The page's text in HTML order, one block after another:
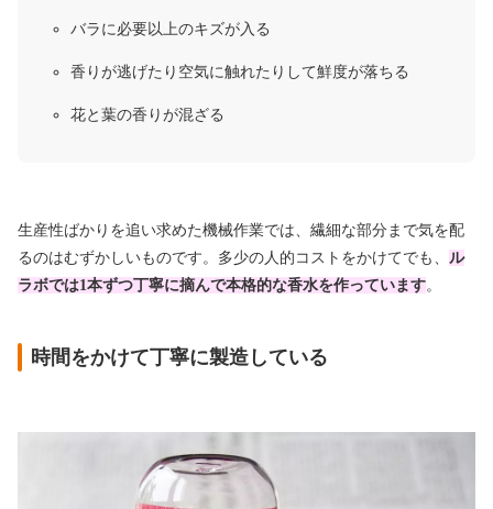
バラに必要以上のキズが入る
香りが逃げたり空気に触れたりして鮮度が落ちる
花と葉の香りが混ざる
生産性ばかりを追い求めた機械作業では、繊細な部分まで気を配
るのはむずかしいものです。多少の人的コストをかけてでも、 ル
ラボでは1本ずつ丁寧に摘んで本格的な香水を作っています。
時間をかけて丁寧に製造している